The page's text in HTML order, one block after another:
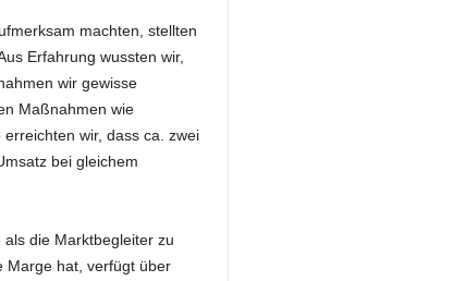
machten, stellten
Erfahrung wussten wir,
wir gewisse
Maßnahmen wie
wir, dass ca. zwei
bei gleichem
die Marktbegleiter zu
Marge hat, verfügt über